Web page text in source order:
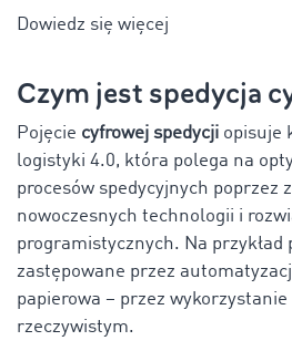
Dowiedz się więcej
Czym jest spedycja
Pojęcie cyfrowej spedycji opisuje
logistyki 4.0, która polega na
procesów spedycyjnych poprzez
nowoczesnych technologii i
programistycznych. Na przykład
zastępowane przez
papierowa – przez wykorzystanie
rzeczywistym.